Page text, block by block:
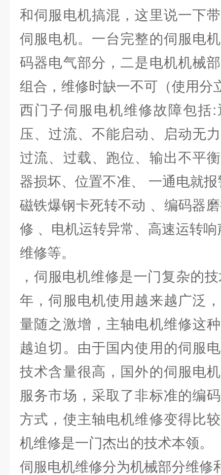
和伺服电机搞混，这里说一下
伺服电机。一台完整的伺服电
码器电气部分，二是电机机械
组合，维修时缺一不可（使用分
西门子伺服电机维修故障包括
压、过流、不能启动、启动无
过流、过载、跑位、输出不平
器损坏、位置不准、 一通电就
磁铁爆钢卡死转不动 、编码器
修 、电机运转异常、高速运转
维修等。
，伺服电机维修是一门复杂的
年，伺服电机使用越来越广泛
量随之激增，主轴电机维修这
越迫切。由于国内使用的伺服
技术含量很高，国外的伺服电
服务市场，采取了非标准的编
方式，使主轴电机维修变得比
机维修是一门杰出的技术本领。
伺服电机维修分为机械部分维修